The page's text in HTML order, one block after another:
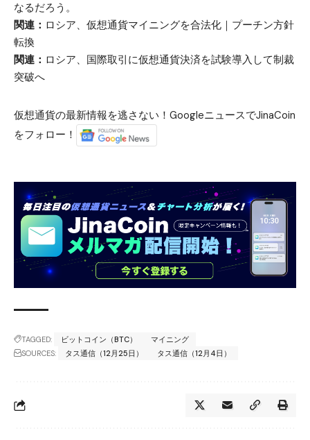
なるだろう。
関連： ロシア、仮想通貨マイニングを合法化｜プーチン方針
転換
関連： ロシア、国際取引に仮想通貨決済を試験導入して制裁
突破へ
仮想通貨の最新情報を逃さない！GoogleニュースでJinaCoin
をフォロー！
TAGGED: ビットコイン（BTC）
マイニング
SOURCES:
タス通信（12月25日） タス通信（12月4日）